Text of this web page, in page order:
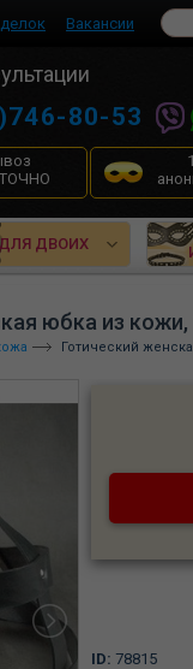
Вакансии
80-53
ДЛЯ ДВОИХ
юбка из кожи,
Готический
ID: 78815